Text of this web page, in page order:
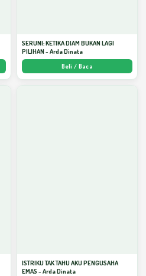
SERUNI: KETIKA DIAM BUKAN LAGI
PILIHAN - Arda Dinata
Beli / Baca
ISTRIKU TAK TAHU AKU PENGUSAHA
EMAS - Arda Dinata